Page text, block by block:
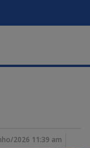
2026 11:39 am